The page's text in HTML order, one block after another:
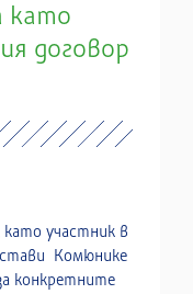
като
договор
като участник в
Комюнике
конкретните